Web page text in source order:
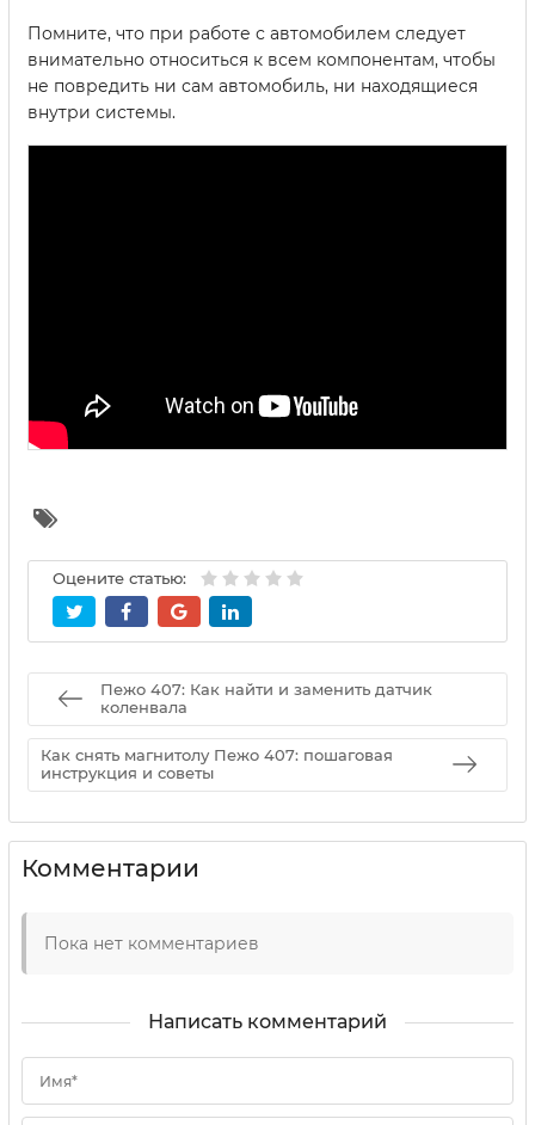
Помните, что при работе с автомобилем следует
внимательно относиться к всем компонентам, чтобы
не повредить ни сам автомобиль, ни находящиеся
внутри системы.
Оцените статью:
Пежо 407: Как найти и заменить датчик
коленвала
Как снять магнитолу Пежо 407: пошаговая
инструкция и советы
Комментарии
Пока нет комментариев
Написать комментарий
Имя*